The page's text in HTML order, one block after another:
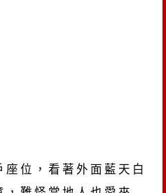
位，看著外面藍天白